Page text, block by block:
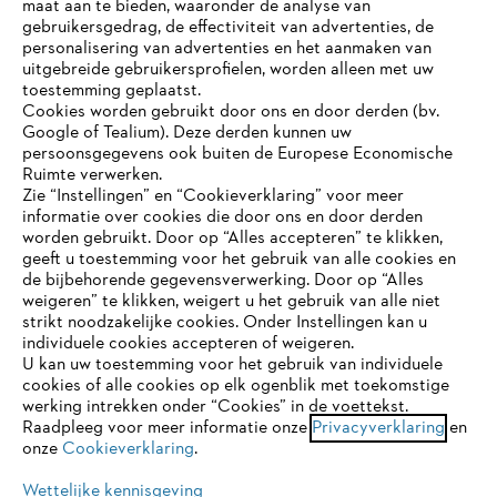
Bedrijf
STIHL FAQ
Contact
Gegevensbescherming Impressum
Cookie-informatie Juridische informatie
ANDREAS STIHL NV, Veurtstraat 117, 2870
België/Belgique
JE BROWSER WORDT NIET
ONDERSTEUND
Je gebruikt een browser die we nog niet ondersteunen. Om
onze website optimaal te kunnen gebruiken, raden we aan dat
je overschakelt op één van de volgende browsers:
firefox
maat aan te bieden, waaronder de analyse van
gebruikersgedrag, de effectiviteit van advertenties, de
personalisering van advertenties en het aanmaken van
uitgebreide gebruikersprofielen, worden alleen met uw
toestemming geplaatst.
Cookies worden gebruikt door ons en door derden (bv.
Google of Tealium). Deze derden kunnen uw
persoonsgegevens ook buiten de Europese Economische
Ruimte verwerken.
Zie “Instellingen” en “Cookieverklaring” voor meer
informatie over cookies die door ons en door derden
worden gebruikt. Door op “Alles accepteren” te klikken,
geeft u toestemming voor het gebruik van alle cookies en
de bijbehorende gegevensverwerking. Door op “Alles
weigeren” te klikken, weigert u het gebruik van alle niet
strikt noodzakelijke cookies. Onder Instellingen kan u
individuele cookies accepteren of weigeren.
U kan uw toestemming voor het gebruik van individuele
cookies of alle cookies op elk ogenblik met toekomstige
werking intrekken onder “Cookies” in de voettekst.
Raadpleeg voor meer informatie onze Privacyverklaring en
onze Cookieverklaring.
Wettelijke kennisgeving